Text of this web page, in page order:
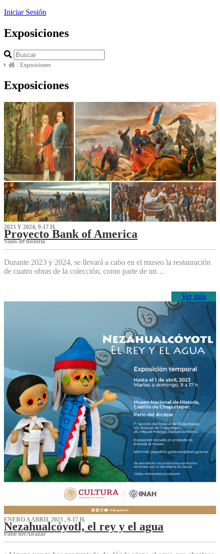
Iniciar Sesión
Exposiciones
/ Exposiciones
Exposiciones
2023 Y 2024, 9-17 H.
Proyecto Bank of America
S‌alas de historia
Durante 2023 y 2024, se llevará a cabo en el museo la restauración
de cuatro obras de la colección, como parte de un…
Ver más
ENERO A ABRIL 2023 , 9-17 H.
Nezahualcóyotl, el rey y el agua
Patio del Alcázar